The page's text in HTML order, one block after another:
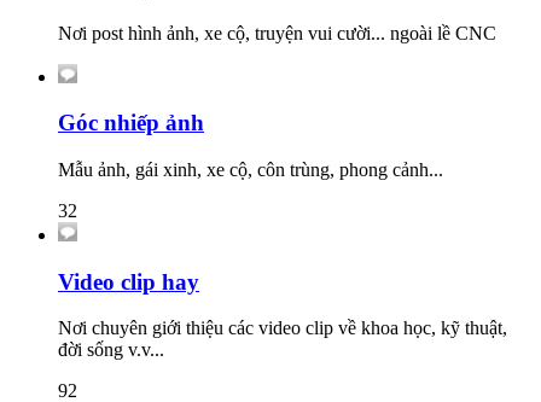
Nơi post hình ảnh, xe cộ, truyện vui cười... ngoài lề CNC
Góc nhiếp ảnh
Mẫu ảnh, gái xinh, xe cộ, côn trùng, phong cảnh...
32
Video clip hay
Nơi chuyên giới thiệu các video clip về khoa học, kỹ thuật,
đời sống v.v...
92